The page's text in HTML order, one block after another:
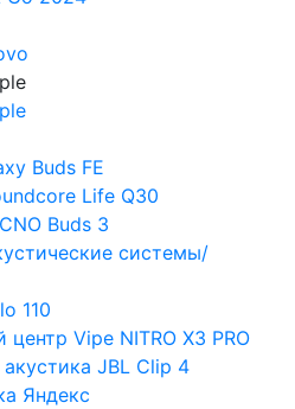
Buds FE
Life Q30
Buds 3
системы/
110
Vipe NITRO X3 PRO
JBL Clip 4
Яндекс